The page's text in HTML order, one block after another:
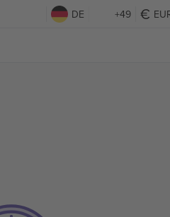
DE +49